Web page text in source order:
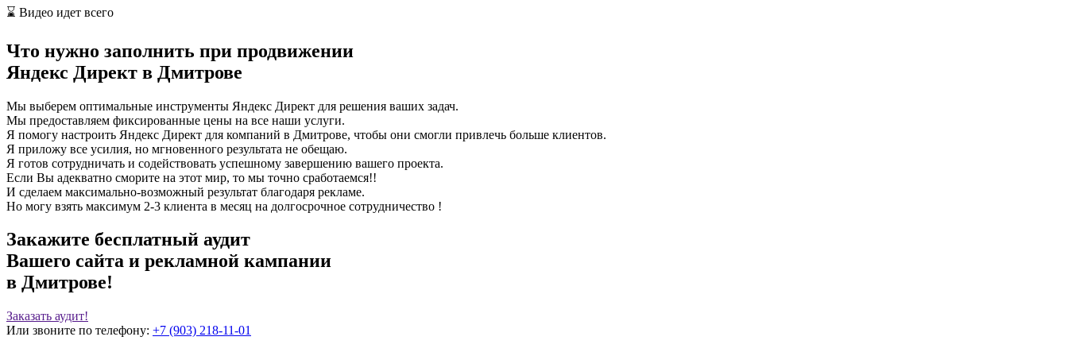
⌛ Видео идет всего
Что нужно заполнить при продвижении
Яндекс Директ в Дмитрове
Мы выберем оптимальные инструменты Яндекс Директ для решения ваших задач.
Мы предоставляем фиксированные цены на все наши услуги.
Я помогу настроить Яндекс Директ для компаний в Дмитрове, чтобы они смогли привлечь больше клиентов.
Я приложу все усилия, но мгновенного результата не обещаю.
Я готов сотрудничать и содействовать успешному завершению вашего проекта.
Если Вы адекватно сморите на этот мир, то мы точно сработаемся!!
И сделаем максимально-возможный результат благодаря рекламе.
Но могу взять максимум 2-3 клиента в месяц на долгосрочное сотрудничество !
Закажите бесплатный аудит
Вашего сайта и рекламной кампании
в Дмитрове!
Заказать аудит!
Или звоните по телефону: +7 (903) 218-11-01